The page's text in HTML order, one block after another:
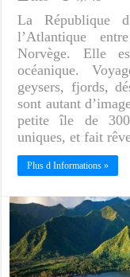
La République
l’Atlantique
Norvège. Elle
océanique.
geysers, fjords,
sont autant
petite île de
uniques, et fait
Plus d Informations »